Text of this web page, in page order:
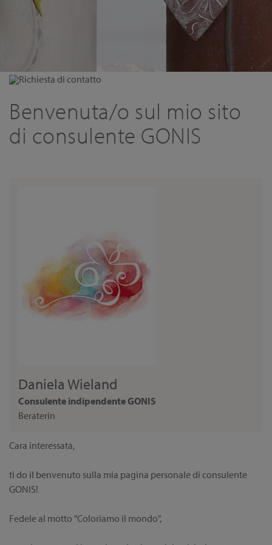
Richiesta di contatto
Benvenuta/o sul mio sito
di consulente GONIS
Daniela Wieland
Consulente indipendente GONIS
Beraterin
Cara interessata,
ti do il benvenuto sulla mia pagina personale di consulente
GONIS!
Fedele al motto "Coloriamo il mondo",